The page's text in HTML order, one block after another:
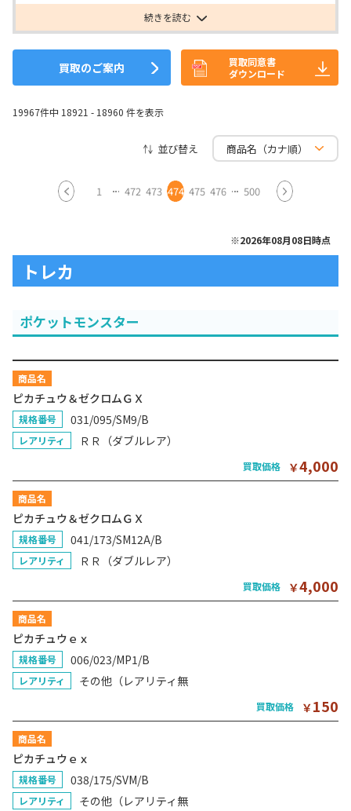
続きを読む
買取のご案内
買取同意書
ダウンロード
19967件中 18921 - 18960 件を表示
並び替え
1 472 473 474 475 476 500
※2026年08月08日時点
トレカ
ポケットモンスター
商品名
ピカチュウ＆ゼクロムＧＸ
規格番号 031/095/SM9/B
レアリティ ＲＲ（ダブルレア）
買取価格 ￥4,000
商品名
ピカチュウ＆ゼクロムＧＸ
規格番号 041/173/SM12A/B
レアリティ ＲＲ（ダブルレア）
買取価格 ￥4,000
商品名
ピカチュウｅｘ
規格番号 006/023/MP1/B
レアリティ その他（レアリティ無
買取価格 ￥150
商品名
ピカチュウｅｘ
規格番号 038/175/SVM/B
レアリティ その他（レアリティ無